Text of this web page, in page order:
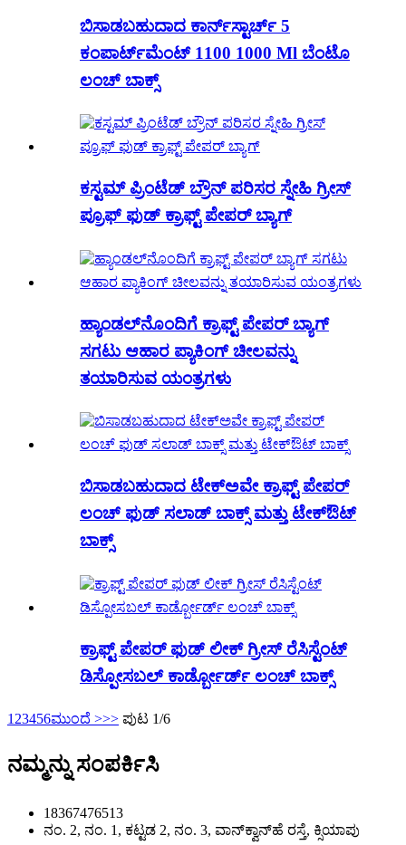
ಬಿಸಾಡಬಹುದಾದ ಕಾರ್ನ್‌ಸ್ಟಾರ್ಚ್ 5
ಕಂಪಾರ್ಟ್‌ಮೆಂಟ್ 1100 1000 Ml ಬೆಂಟೊ
ಲಂಚ್ ಬಾಕ್ಸ್
ಕಸ್ಟಮ್ ಪ್ರಿಂಟೆಡ್ ಬ್ರೌನ್ ಪರಿಸರ ಸ್ನೇಹಿ ಗ್ರೀಸ್
ಪ್ರೂಫ್ ಫುಡ್ ಕ್ರಾಫ್ಟ್ ಪೇಪರ್ ಬ್ಯಾಗ್
ಹ್ಯಾಂಡಲ್‌ನೊಂದಿಗೆ ಕ್ರಾಫ್ಟ್ ಪೇಪರ್ ಬ್ಯಾಗ್
ಸಗಟು ಆಹಾರ ಪ್ಯಾಕಿಂಗ್ ಚೀಲವನ್ನು
ತಯಾರಿಸುವ ಯಂತ್ರಗಳು
ಬಿಸಾಡಬಹುದಾದ ಟೇಕ್‌ಅವೇ ಕ್ರಾಫ್ಟ್ ಪೇಪರ್
ಲಂಚ್ ಫುಡ್ ಸಲಾಡ್ ಬಾಕ್ಸ್ ಮತ್ತು ಟೇಕ್‌ಔಟ್
ಬಾಕ್ಸ್
ಕ್ರಾಫ್ಟ್ ಪೇಪರ್ ಫುಡ್ ಲೀಕ್ ಗ್ರೀಸ್ ರೆಸಿಸ್ಟೆಂಟ್
ಡಿಸ್ಪೋಸಬಲ್ ಕಾರ್ಡ್ಬೋರ್ಡ್ ಲಂಚ್ ಬಾಕ್ಸ್
1 23456ಮುಂದೆ >>> ಪುಟ 1/6
ನಮ್ಮನ್ನು ಸಂಪರ್ಕಿಸಿ
18367476513
ನಂ. 2, ನಂ. 1, ಕಟ್ಟಡ 2, ನಂ. 3, ವಾನ್‌ಕ್ವಾನ್‌ಹೆ ರಸ್ತೆ, ಕ್ಸಿಯಾಪು